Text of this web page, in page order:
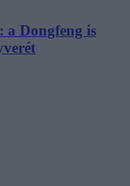
Dongfeng is